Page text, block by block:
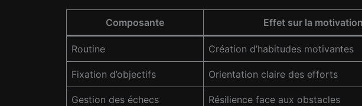
Composante Effet sur la motivation
Routine Création d’habitudes motivantes
Fixation d’objectifs Orientation claire des efforts
Gestion des échecs Résilience face aux obstacles